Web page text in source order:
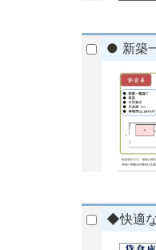
● 新築
◆快適